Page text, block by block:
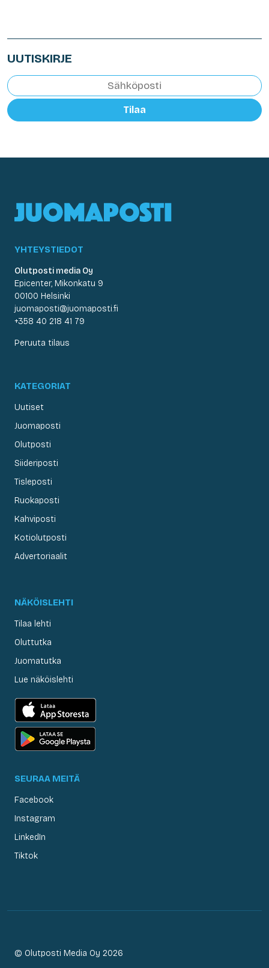
UUTISKIRJE
Tilaa
YHTEYSTIEDOT
Olutposti media Oy
Epicenter, Mikonkatu 9
00100 Helsinki
juomaposti@juomaposti.fi
+358 40 218 41 79
Peruuta tilaus
KATEGORIAT
Uutiset
Juomaposti
Olutposti
Siideriposti
Tisleposti
Ruokaposti
Kahviposti
Kotiolutposti
Advertoriaalit
NÄKÖISLEHTI
Tilaa lehti
Oluttutka
Juomatutka
Lue näköislehti
SEURAA MEITÄ
Facebook
Instagram
LinkedIn
Tiktok
© Olutposti Media Oy 2026